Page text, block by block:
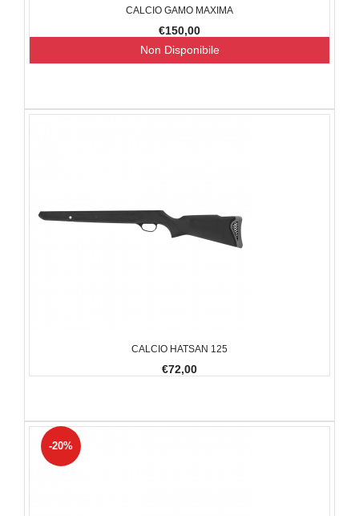
CALCIO GAMO MAXIMA
€150,00
Non Disponibile
CALCIO HATSAN 125
€72,00
-20%